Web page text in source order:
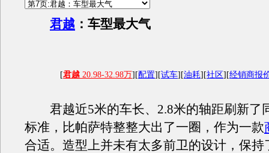
君越 ：车型最大气
[君越 20.98-32.98万][配置][试车][油耗][社区][经销商报
君越近5米的车长、2.8米的轴距刷新了
标准，比帕萨特整整大出了一圈，作为一款
合适。造型上并未有太多前卫的设计，保持